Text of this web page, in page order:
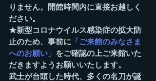
りません。開館時間内に直接お越しく
ださい。
★新型コロナウイルス感染症の拡大防
止のため、事前に 「ご来館のみなさま
へのお願い」 をご確認の上ご来館いた
だきますようお願いいたします。
武士が台頭した時代、多くの名刀が誕